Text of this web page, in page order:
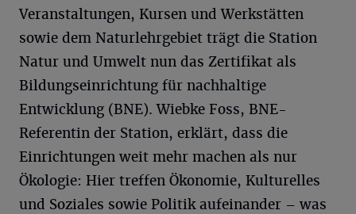
Veranstaltungen, Kursen und Werkstätten
sowie dem Naturlehrgebiet trägt die Station
Natur und Umwelt nun das Zertifikat als
Bildungseinrichtung für nachhaltige
Entwicklung (BNE). Wiebke Foss, BNE-
Referentin der Station, erklärt, dass die
Einrichtungen weit mehr machen als nur
Ökologie: Hier treffen Ökonomie, Kulturelles
und Soziales sowie Politik aufeinander – was